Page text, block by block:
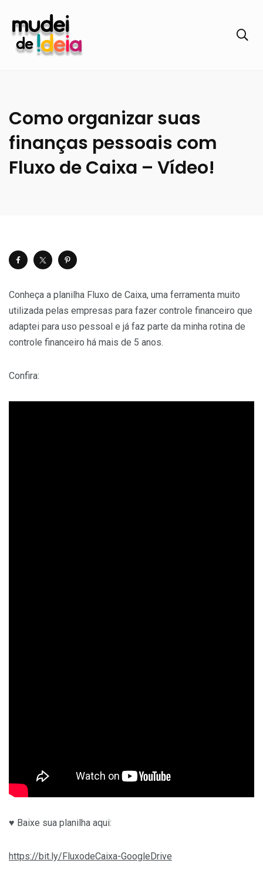
Como organizar suas
finanças pessoais com
Fluxo de Caixa – Vídeo!
Conheça a planilha Fluxo de Caixa, uma ferramenta muito
utilizada pelas empresas para fazer controle financeiro que
adaptei para uso pessoal e já faz parte da minha rotina de
controle financeiro há mais de 5 anos.
Confira:
♥ Baixe sua planilha aqui:
https://bit.ly/FluxodeCaixa-GoogleDrive